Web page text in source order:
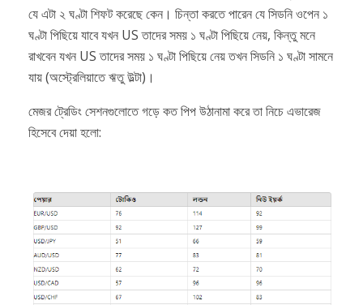
যে এটা ২ ঘণ্টা শিফট করেছে কেন। চিন্তা করতে পারেন যে সিডনি ওপেন ১
ঘণ্টা পিছিয়ে যাবে যখন US তাদের সময় ১ ঘণ্টা পিছিয়ে নেয়, কিন্তু মনে
রাখবেন যখন US তাদের সময় ১ ঘণ্টা পিছিয়ে নেয় তখন সিডনি ১ ঘণ্টা সামনে
যায় (অস্ট্রেলিয়াতে ঋতু উল্টা)।
মেজর ট্রেডিং সেশনগুলোতে গড়ে কত পিপ উঠানামা করে তা নিচে এভারেজ
হিসেবে দেয়া হলো: